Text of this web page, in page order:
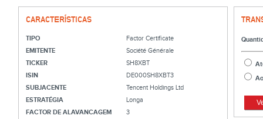
CARACTERÍSTICAS
TIPO
Factor Certificate
EMITENTE
Société Générale
TICKER
SH8XBT
ISIN
DE000SH8XBT3
SUBJACENTE
Tencent Holdings Ltd
ESTRATÉGIA
Longa
FACTOR DE ALAVANCAGEM
3